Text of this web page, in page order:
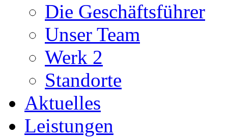
Die Geschäftsführer
Unser Team
Werk 2
Standorte
Aktuelles
Leistungen